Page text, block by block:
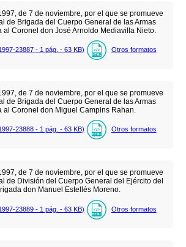
de 7 de noviembre, por el que se promueve
de Brigada del Cuerpo General de las Armas
al Coronel don José Arnoldo Mediavilla Nieto.
23887 - 1 pág. - 63 KB) Otros formatos
de 7 de noviembre, por el que se promueve
de Brigada del Cuerpo General de las Armas
al Coronel don Miguel Campins Rahan.
23888 - 1 pág. - 63 KB) Otros formatos
de 7 de noviembre, por el que se promueve
de División del Cuerpo General del Ejército del
don Manuel Estellés Moreno.
23889 - 1 pág. - 63 KB) Otros formatos